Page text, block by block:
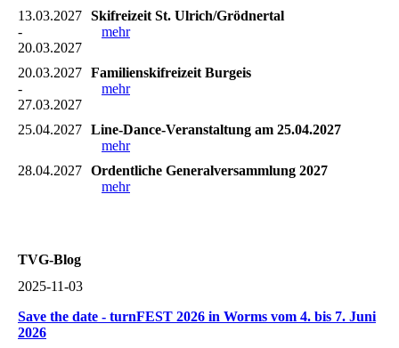
13.03.2027
-
20.03.2027
Skifreizeit St. Ulrich/Grödnertal
mehr
20.03.2027
-
27.03.2027
Familienskifreizeit Burgeis
mehr
25.04.2027 Line-Dance-Veranstaltung am 25.04.2027
mehr
28.04.2027 Ordentliche Generalversammlung 2027
mehr
TVG-Blog
2025-11-03
Save the date - turnFEST 2026 in Worms vom 4. bis 7. Juni
2026